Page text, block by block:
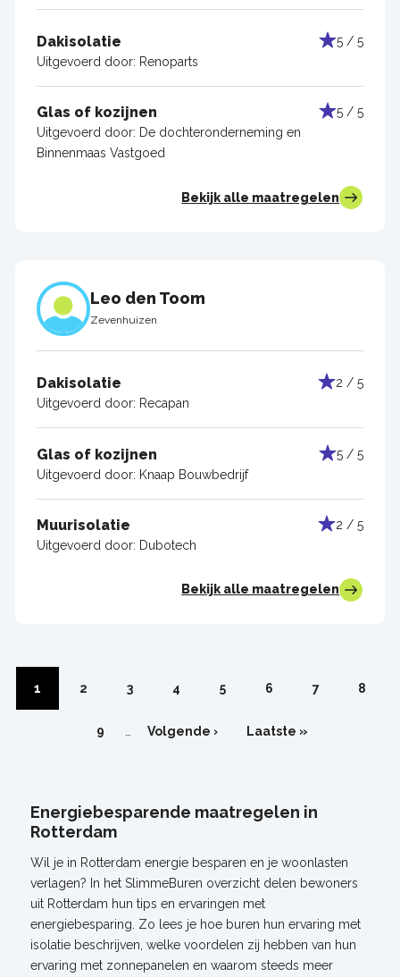
Dakisolatie
5 / 5
Uitgevoerd door: Renoparts
Glas of kozijnen
5 / 5
Uitgevoerd door: De dochteronderneming en
Binnenmaas Vastgoed
Bekijk alle maatregelen
Leo den Toom
Zevenhuizen
Dakisolatie
2 / 5
Uitgevoerd door: Recapan
Glas of kozijnen
5 / 5
Uitgevoerd door: Knaap Bouwbedrijf
Muurisolatie
2 / 5
Uitgevoerd door: Dubotech
Bekijk alle maatregelen
Pagina
1 Pagina
2 Pagina
3 Pagina
4 Pagina
5 Pagina
6 Pagina
7 8
Pagina
9 Volgende
Volgende › Laatste
Laatste »
Energiebesparende maatregelen in
Rotterdam
Wil je in Rotterdam energie besparen en je woonlasten
verlagen? In het SlimmeBuren overzicht delen bewoners
uit Rotterdam hun tips en ervaringen met
energiebesparing. Zo lees je hoe buren hun ervaring met
isolatie beschrijven, welke voordelen zij hebben van hun
ervaring met zonnepanelen en waarom steeds meer